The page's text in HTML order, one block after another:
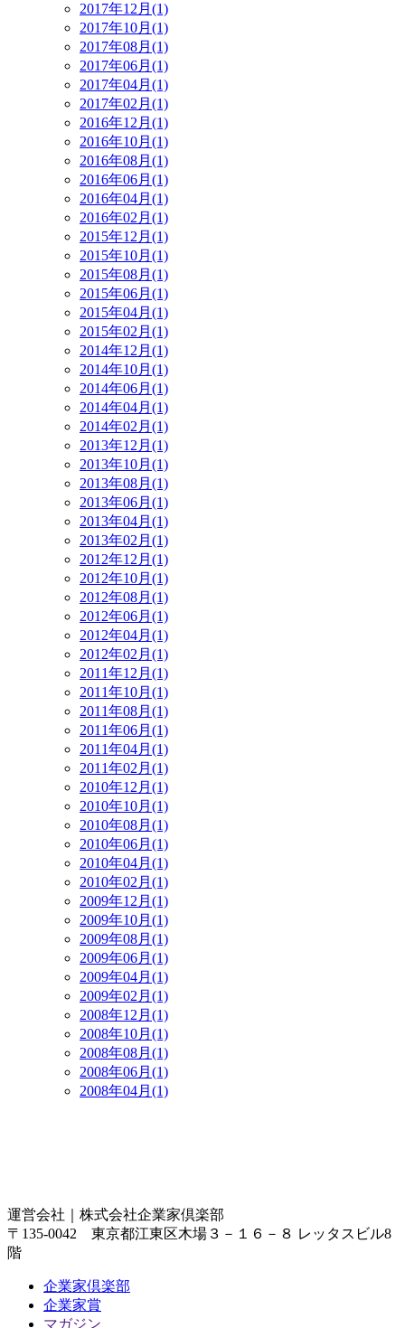
2017年12月(1)
2017年10月(1)
2017年08月(1)
2017年06月(1)
2017年04月(1)
2017年02月(1)
2016年12月(1)
2016年10月(1)
2016年08月(1)
2016年06月(1)
2016年04月(1)
2016年02月(1)
2015年12月(1)
2015年10月(1)
2015年08月(1)
2015年06月(1)
2015年04月(1)
2015年02月(1)
2014年12月(1)
2014年10月(1)
2014年06月(1)
2014年04月(1)
2014年02月(1)
2013年12月(1)
2013年10月(1)
2013年08月(1)
2013年06月(1)
2013年04月(1)
2013年02月(1)
2012年12月(1)
2012年10月(1)
2012年08月(1)
2012年06月(1)
2012年04月(1)
2012年02月(1)
2011年12月(1)
2011年10月(1)
2011年08月(1)
2011年06月(1)
2011年04月(1)
2011年02月(1)
2010年12月(1)
2010年10月(1)
2010年08月(1)
2010年06月(1)
2010年04月(1)
2010年02月(1)
2009年12月(1)
2009年10月(1)
2009年08月(1)
2009年06月(1)
2009年04月(1)
2009年02月(1)
2008年12月(1)
2008年10月(1)
2008年08月(1)
2008年06月(1)
2008年04月(1)
運営会社｜ 株式会社企業家倶楽部
〒135-0042 東京都江東区木場３－１６－８ レッタスビル8
階
企業家倶楽部
企業家賞
マガジン